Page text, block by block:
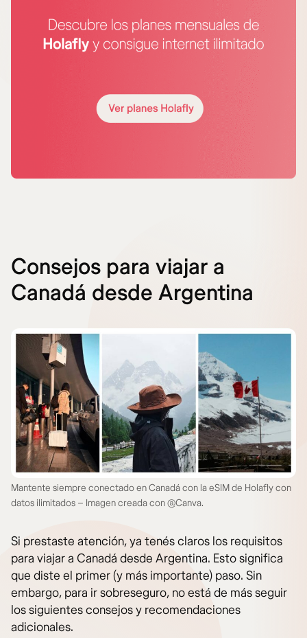
Consejos para viajar a
Canadá desde Argentina
Mantente siempre conectado en Canadá con la eSIM de Holafly con
datos ilimitados – Imagen creada con @Canva.
Si prestaste atención, ya tenés claros los requisitos
para viajar a Canadá desde Argentina. Esto significa
que diste el primer (y más importante) paso. Sin
embargo, para ir sobreseguro, no está de más seguir
los siguientes consejos y recomendaciones
adicionales.